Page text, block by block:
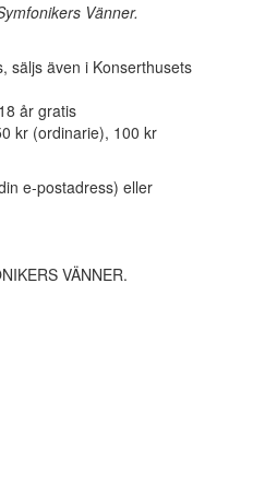
Vänner.
säljs även i Konserthusets
år gratis
kr (ordinarie), 100 kr
e-postadress) eller
VÄNNER.